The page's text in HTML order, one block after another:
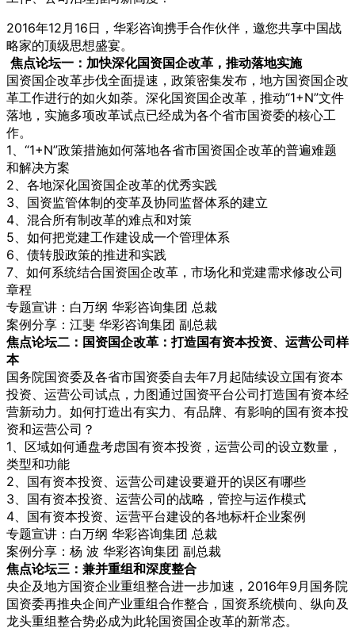
2016年12月16日，华彩咨询携手合作伙伴，邀您共享中国战
略家的顶级思想盛宴。
焦点论坛一：加快深化国资国企改革，推动落地实施
国资国企改革步伐全面提速，政策密集发布，地方国资国企改
革工作进行的如火如荼。深化国资国企改革，推动“1+N”文件
落地，实施多项改革试点已经成为各个省市国资委的核心工
作。
1、“1+N”政策措施如何落地各省市国资国企改革的普遍难题
和解决方案
2、各地深化国资国企改革的优秀实践
3、国资监管体制的变革及协同监督体系的建立
4、混合所有制改革的难点和对策
5、如何把党建工作建设成一个管理体系
6、债转股政策的推进和实践
7、如何系统结合国资国企改革，市场化和党建需求修改公司
章程
专题宣讲：白万纲 华彩咨询集团 总裁
案例分享：江斐 华彩咨询集团 副总裁
焦点论坛二：国资国企改革：打造国有资本投资、运营公司样
本
国务院国资委及各省市国资委自去年7月起陆续设立国有资本
投资、运营公司试点，力图通过国资平台公司打造国有资本经
营新动力。如何打造出有实力、有品牌、有影响的国有资本投
资和运营公司？
1、区域如何通盘考虑国有资本投资，运营公司的设立数量，
类型和功能
2、国有资本投资、运营公司建设要避开的误区有哪些
3、国有资本投资、运营公司的战略，管控与运作模式
4、国有资本投资、运营平台建设的各地标杆企业案例
专题宣讲：白万纲 华彩咨询集团 总裁
案例分享：杨 波 华彩咨询集团 副总裁
焦点论坛三：兼并重组和深度整合
央企及地方国资企业重组整合进一步加速，2016年9月国务院
国资委再推央企间产业重组合作整合，国资系统横向、纵向及
龙头重组整合势必成为此轮国资国企改革的新常态。